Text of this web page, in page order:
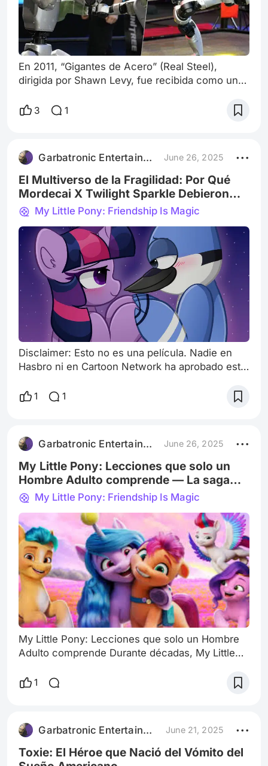
En 2011, “Gigantes de Acero” (Real Steel),
dirigida por Shawn Levy, fue recibida como una
y espectáculo de ciencia ficción. Pero ahora, en
película ha dejado de ser una simple ficción
para convertirse en una profecía tecnológica y
emocional. Lo que parecía una hist
3 1
Garbatronic Entertainment Film June 26, 2025
El Multiverso de la Fragilidad: Por Qué
Mordecai X Twilight Sparkle Debieron
Ser Canon
My Little Pony: Friendship Is Magic
Disclaimer: Esto no es una película. Nadie en
Hasbro ni en Cartoon Network ha aprobado este
artículo fue escrito como una “broma”… pero en
más absurdo es ignorar la fuerza simbólica de
una pareja que pudo sanar dos mundos
narrativos con solo existir. Sí, sabemos
1 1
Garbatronic Entertainment Film June 26, 2025
My Little Pony: Lecciones que solo un
Hombre Adulto comprende — La saga
más masculina de Hasbro… aunque
tenga arcoíris.
My Little Pony: Friendship Is Magic
My Little Pony: Lecciones que solo un Hombre
Adulto comprende Durante décadas, My Little
infantil enfocada en juguetes brillantes y
D'Aguanno como una línea de juguetes, pero
con el paso del tiempo, y especialmente con la
visión creativa de Lauren Faust en Friendship
1
Garbatronic Entertainment Film June 21, 2025
Toxie: El Héroe que Nació del Vómito del